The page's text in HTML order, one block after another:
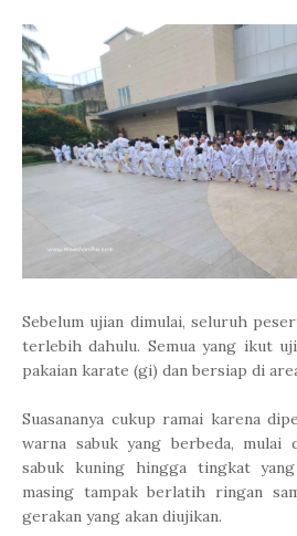
Sebelum ujian dimulai, seluruh
terlebih dahulu. Semua yang ikut
pakaian karate (gi) dan bersiap di
Suasananya cukup ramai karena
warna sabuk yang berbeda, mulai
sabuk kuning hingga tingkat
masing tampak berlatih ringan
gerakan yang akan diujikan.